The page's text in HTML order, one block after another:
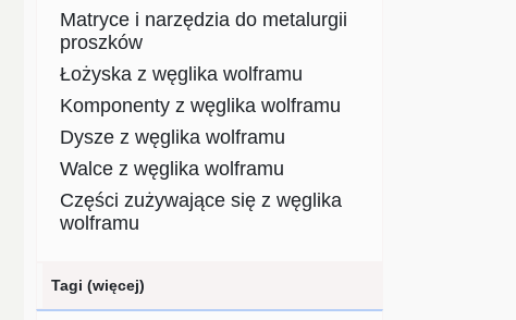
Matryce i narzędzia do metalurgii
proszków
Łożyska z węglika wolframu
Komponenty z węglika wolframu
Dysze z węglika wolframu
Walce z węglika wolframu
Części zużywające się z węglika
wolframu
Tagi (więcej)